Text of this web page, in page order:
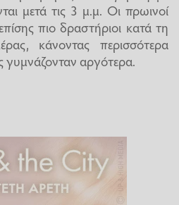
μετά τις 3 μ.μ. Οι πρωινοί
πιο δραστήριοι κατά τη
κάνοντας περισσότερα
αργότερα.